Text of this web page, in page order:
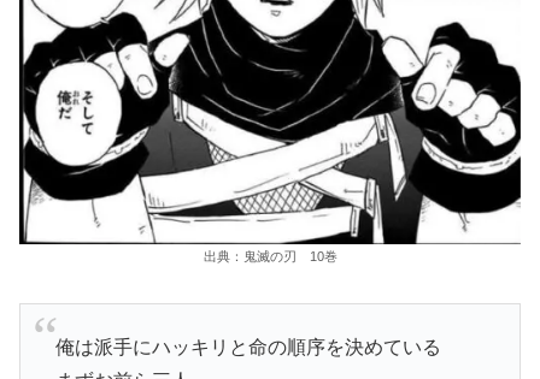
出典：鬼滅の刃 10巻
俺は派手にハッキリと命の順序を決めている